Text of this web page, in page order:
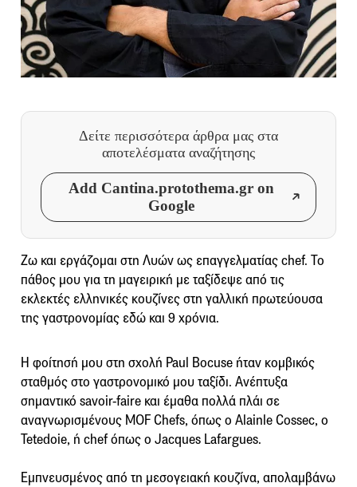
Δείτε περισσότερα άρθρα μας στα
αποτελέσματα αναζήτησης
Add Cantina.protothema.gr on
Google
Zω και εργάζομαι στη Λυών ως επαγγελματίας chef. Το
πάθος μου για τη μαγειρική με ταξίδεψε από τις
εκλεκτές ελληνικές κουζίνες στη γαλλική πρωτεύουσα
της γαστρονομίας εδώ και 9 χρόνια.
Η φοίτησή μου στη σχολή Paul Bocuse ήταν κομβικός
σταθμός στο γαστρονομικό μου ταξίδι. Ανέπτυξα
σημαντικό savoir-faire και έμαθα πολλά πλάι σε
αναγνωρισμένους MOF Chefs, όπως ο Alainle Cossec, ο
Tetedoie, ή chef όπως ο Jacques Lafargues.
Εμπνευσμένος από τη μεσογειακή κουζίνα, απολαμβάνω